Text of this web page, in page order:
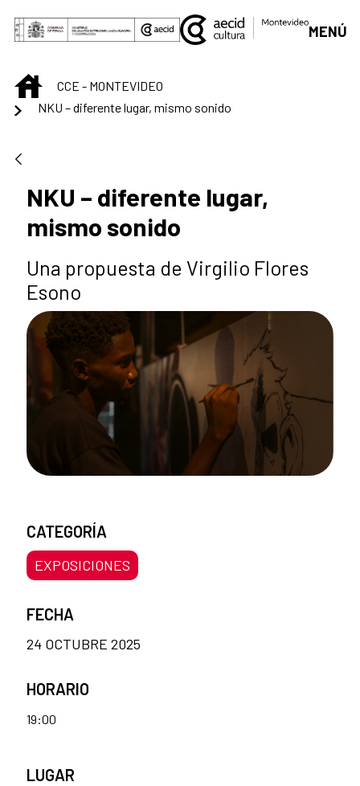
Saltar al contenido principal
MENÚ
INICIOCCE - MONTEVIDEO
NKU – diferente lugar, mismo sonido
NKU – diferente lugar,
mismo sonido
Una propuesta de Virgilio Flores
Esono
CATEGORÍA
EXPOSICIONES
FECHA
24 OCTUBRE 2025
HORARIO
19:00
LUGAR